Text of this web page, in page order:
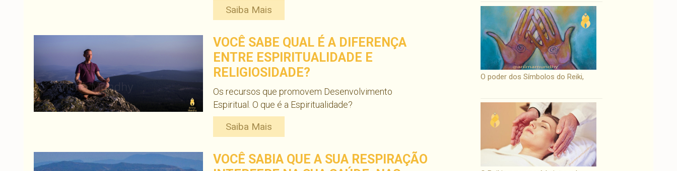
Saiba Mais
VOCÊ SABE QUAL É A DIFERENÇA
ENTRE ESPIRITUALIDADE E
RELIGIOSIDADE?
Os recursos que promovem Desenvolvimento
Espiritual. O que é a Espiritualidade?
Saiba Mais
VOCÊ SABIA QUE A SUA RESPIRAÇÃO
O poder dos Símbolos do Reiki,